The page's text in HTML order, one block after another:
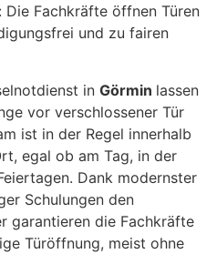
Fachkräfte öffnen Türen
und zu fairen
in Görmin lassen
vor verschlossener Tür
ist in der Regel innerhalb
egal ob am Tag, in der
Dank modernster
Schulungen den
garantieren die Fachkräfte
Türöffnung, meist ohne